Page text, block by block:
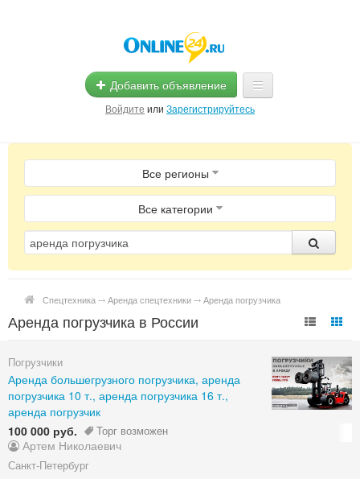
Добавить объявление
Войдите или Зарегистрируйтесь
Главная
Помощь
Услуги
Магазины
Объявления
Все регионы
Все категории
Спецтехника ⤏ Аренда спецтехники ⤏ Аренда погрузчика
Аренда погрузчика в России
Погрузчики
Аренда большегрузного погрузчика, аренда
погрузчика 10 т., аренда погрузчика 16 т.,
аренда погрузчик
100 000 руб.
Торг возможен
Артем Николаевич
Санкт-Петербург